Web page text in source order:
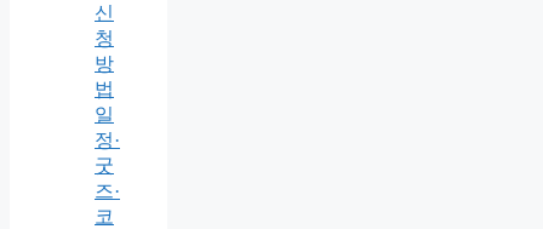
신
청
방
법
일
정·
굿
즈·
코